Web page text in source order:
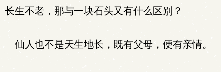
长生不老，那与一块石头又有什么区别？
仙人也不是天生地长，既有父母，便有亲情。